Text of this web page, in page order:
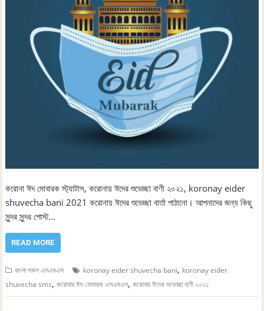
করোনা ঈদ মোবারক স্ট্যাটাস, করোনায় ঈদের শুভেচ্ছা বাণী ২০২১, koronay eider
shuvecha bani 2021 করোনায় ঈদের শুভেচ্ছা বার্তা পাঠানো। আপনাদের জন্য কিছু
সুন্দর সুন্দর পোস্ট…
READ MORE
বাংলা সকল এসএমএস koronay eider shuvecha bani, koronay eider
shuvecha sms,করোনায় ঈদ মোবারক এসএমএস,করোনায় ঈদের শুভেচ্ছা বাণী ২০২১